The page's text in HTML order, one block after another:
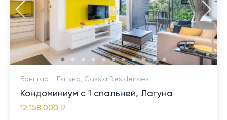
Бангтао - Лагуна, Cassia Residences
Кондоминиум с 1 спальней, Лагуна
12 158 000 ₽